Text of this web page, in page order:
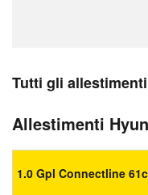
Tutti gli
Allestimenti
1.0 Gpl Connectline